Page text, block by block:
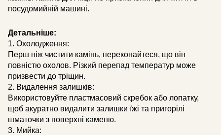
посудомийній машині.
Детальніше:
1. Охолодження:
Перш ніж чистити камінь, переконайтеся, що він
повністю охолов. Різкий перепад температур може
призвести до тріщин.
2. Видалення залишків:
Використовуйте пластмасовий скребок або лопатку,
щоб акуратно видалити залишки їжі та пригорілі
шматочки з поверхні каменю.
3. Мийка: